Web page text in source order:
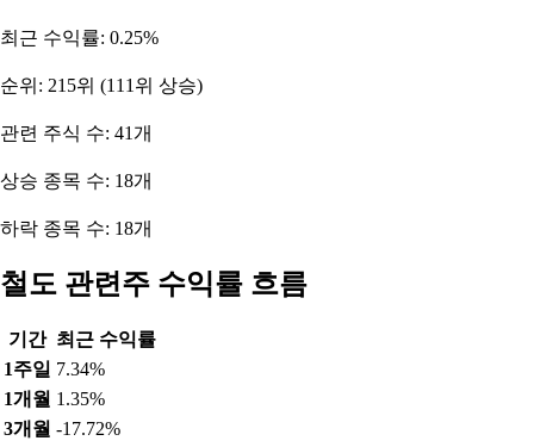
최근 수익률: 0.25%
순위: 215위 (111위 상승)
관련 주식 수: 41개
상승 종목 수: 18개
하락 종목 수: 18개
철도 관련주 수익률 흐름
기간 최근 수익률
1주일 7.34%
1개월 1.35%
3개월 -17.72%